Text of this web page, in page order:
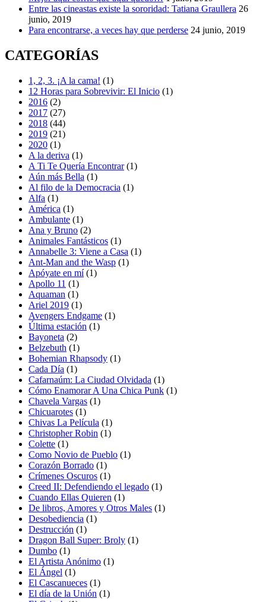
Entre las cineastas existe la sororidad: Tatiana Graullera 26
junio, 2019
Para encontrarse, a veces hay que perderse 24 junio, 2019
CATEGORÍAS
1, 2, 3. ¡A la cama! (1)
12 Horas para Sobrevivir: El Inicio (1)
2016 (2)
2017 (27)
2018 (44)
2019 (21)
2020 (1)
A la deriva (1)
A Ti Te Quería Encontrar(1)
Aún más Bella (1)
Al filo de la Democracia (1)
Alfa (1)
América (1)
Ambulante (1)
Ana y Bruno (2)
Animales Fantásticos (1)
Annabelle 3: Viene a Casa (1)
Ant-Man and the Wasp (1)
Apóyate en mí(1)
Apollo 11 (1)
Aquaman (1)
Ariel 2019 (1)
Avengers Endgame (1)
Última estación (1)
Bayoneta (2)
Belzebuth (1)
Bohemian Rhapsody (1)
Cada Día (1)
Cafarnaúm: La Ciudad Olvidada (1)
Cómo Enamorar A Una Chica Punk (1)
Chavela Vargas (1)
Chicuarotes (1)
Chivas La Película (1)
Christopher Robin (1)
Colette (1)
Como Novio de Pueblo (1)
Corazón Borrado (1)
Crímenes Oscuros (1)
Creed II: Defendiendo el legado (1)
Cuando Ellas Quieren (1)
De libros, Amores y Otros Males (1)
Desobediencia (1)
Destrucción (1)
Dragon Ball Super: Broly (1)
Dumbo (1)
El Artista Anónimo (1)
El Ángel (1)
El Cascanueces (1)
El día de la Unión (1)